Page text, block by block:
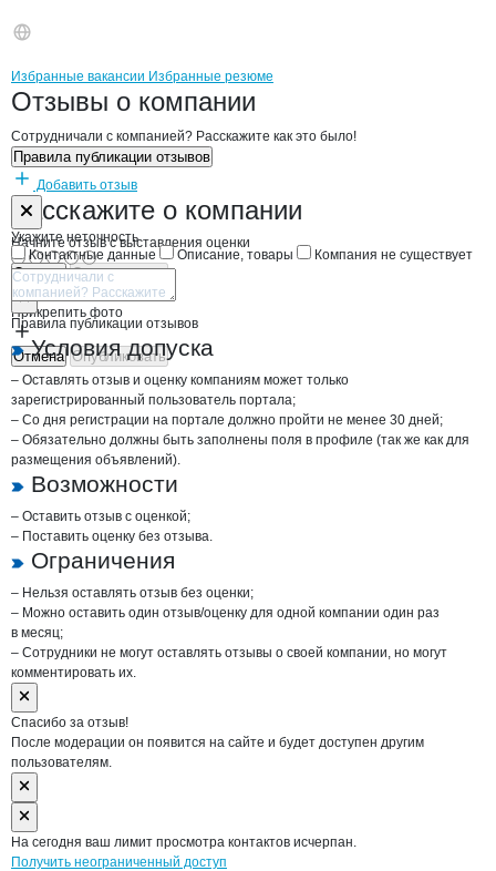
Брендыкомпани УСТЬ-КУЛОМСКОЕ
Вакансии вУСТЬ-КУЛОМСКОЕ
Избранные вакансии Избранные резюме
Новости oУСТЬ-КУЛОМСКОЕ , ПО
Отзывы о компании
Сотрудничали с компанией? Расскажите как это было!
Правила публикации отзывов
Добавить отзыв
Расскажите о компании
Начните отзыв с выставления оценки
Прикрепить фото
Отмена Опубликовать
Форма обратной связи о неточностях
Укажите неточность
Контактные данные
Описание, товары Компания не существует
Отмена Опубликовать
Правила публикации отзывов
Условия допуска
– Оставлять отзыв и оценку компаниям может только
зарегистрированный пользователь портала;
– Со дня регистрации на портале должно пройти не менее 30 дней;
– Обязательно должны быть заполнены поля в профиле (так же как для
размещения объявлений).
Возможности
– Оставить отзыв с оценкой;
– Поставить оценку без отзыва.
Ограничения
– Нельзя оставлять отзыв без оценки;
– Можно оставить один отзыв/оценку для одной компании один раз
в месяц;
– Сотрудники не могут оставлять отзывы о своей компании, но могут
комментировать их.
Спасибо за отзыв!
После модерации он появится на сайте и будет доступен другим
пользователям.
На сегодня ваш лимит просмотра контактов исчерпан.
Получить неограниченный доступ